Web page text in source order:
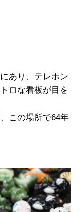
あり、テレホン
ロな看板が目を
この場所で64年